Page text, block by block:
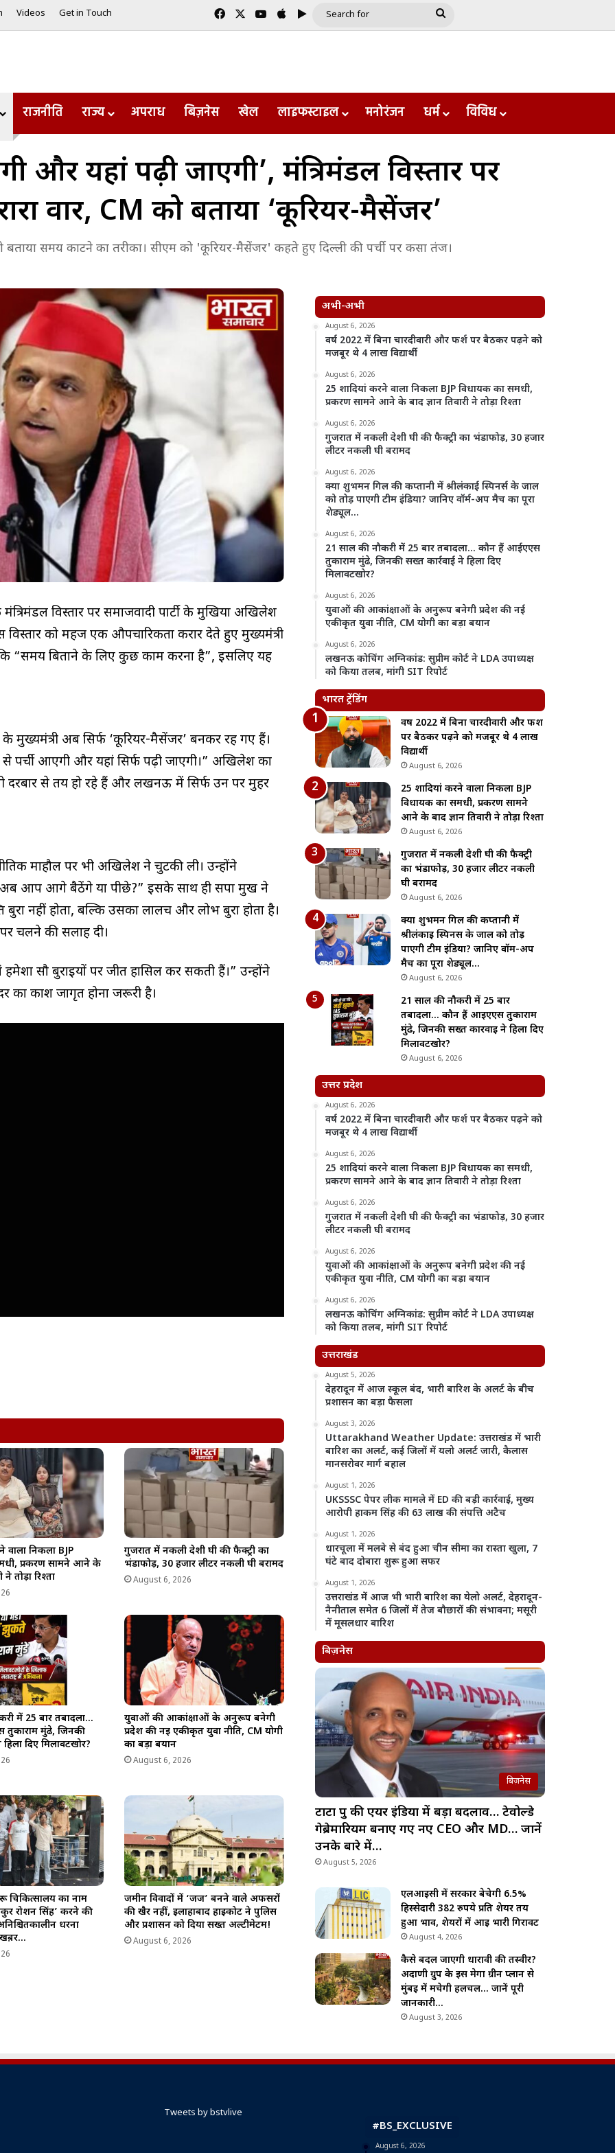
Videos Get in Touch FacebookYouTube
AppleGoogle Play
Search
राजनीति राज्य अपराध बिज़नेस खेल लाइफस्टाइल मनोरंजन धर्म विविध
और यहां पढ़ी जाएगी’, मंत्रिमंडल विस्तार पर
वार, CM को बताया ‘कूरियर-मैसेंजर’
बताया समय काटने का तरीका। सीएम को 'कूरियर-मैसेंजर' कहते हुए दिल्ली की पर्ची पर कसा तंज।
विस्तार पर समाजवादी पार्टी के मुखिया अखिलेश
को महज एक औपचारिकता करार देते हुए मुख्यमंत्री
कि “समय बिताने के लिए कुछ काम करना है”, इसलिए यह
मुख्यमंत्री अब सिर्फ ‘कूरियर-मैसेंजर’ बनकर रह गए हैं।
पर्ची आएगी और यहां सिर्फ पढ़ी जाएगी।” अखिलेश का
दरबार से तय हो रहे हैं और लखनऊ में सिर्फ उन पर मुहर
माहौल पर भी अखिलेश ने चुटकी ली। उन्होंने
आप आगे बैठेंगे या पीछे?” इसके साथ ही सपा प्रमुख ने
नहीं होता, बल्कि उसका लालच और लोभ बुरा होता है।
पर चलने की सलाह दी।
सौ बुराइयों पर जीत हासिल कर सकती हैं।” उन्होंने
का प्रकाश जागृत होना जरूरी है।
वाला निकला BJP
प्रकरण सामने आने के
ने तोड़ा रिश्ता
गुजरात में नकली देशी घी की फैक्ट्री का
भंडाफोड़, 30 हजार लीटर नकली घी बरामद
August 6, 2026
में 25 बार तबादला…
मुंढे, जिनकी
दिए मिलावटखोर?
युवाओं की आकांक्षाओं के अनुरूप बनेगी
प्रदेश की नई एकीकृत युवा नीति, CM योगी
का बड़ा बयान
August 6, 2026
चिकित्सालय का नाम
रोशन सिंह’ करने की
धरना
जमीन विवादों में ‘जज’ बनने वाले अफसरों
की खैर नहीं, इलाहाबाद हाईकोर्ट ने पुलिस
और प्रशासन को दिया सख्त अल्टीमेटम!
August 6, 2026
अभी-अभी
August 6, 2026
वर्ष 2022 में बिना चारदीवारी और फर्श पर बैठकर पढ़ने को
मजबूर थे 4 लाख विद्यार्थी
August 6, 2026
25 शादियां करने वाला निकला BJP विधायक का समधी,
प्रकरण सामने आने के बाद ज्ञान तिवारी ने तोड़ा रिश्ता
August 6, 2026
गुजरात में नकली देशी घी की फैक्ट्री का भंडाफोड़, 30 हजार
लीटर नकली घी बरामद
August 6, 2026
क्या शुभमन गिल की कप्तानी में श्रीलंकाई स्पिनर्स के जाल
को तोड़ पाएगी टीम इंडिया? जानिए वॉर्म-अप मैच का पूरा
शेड्यूल…
August 6, 2026
21 साल की नौकरी में 25 बार तबादला… कौन हैं आईएएस
तुकाराम मुंढे, जिनकी सख्त कार्रवाई ने हिला दिए
मिलावटखोर?
August 6, 2026
युवाओं की आकांक्षाओं के अनुरूप बनेगी प्रदेश की नई
एकीकृत युवा नीति, CM योगी का बड़ा बयान
August 6, 2026
लखनऊ कोचिंग अग्निकांड: सुप्रीम कोर्ट ने LDA उपाध्यक्ष
को किया तलब, मांगी SIT रिपोर्ट
भारत ट्रेंडिंग
वर्ष 2022 में बिना चारदीवारी और फर्श
पर बैठकर पढ़ने को मजबूर थे 4 लाख
विद्यार्थी
August 6, 2026
25 शादियां करने वाला निकला BJP
विधायक का समधी, प्रकरण सामने
आने के बाद ज्ञान तिवारी ने तोड़ा रिश्ता
August 6, 2026
गुजरात में नकली देशी घी की फैक्ट्री
का भंडाफोड़, 30 हजार लीटर नकली
घी बरामद
August 6, 2026
क्या शुभमन गिल की कप्तानी में
श्रीलंकाई स्पिनर्स के जाल को तोड़
पाएगी टीम इंडिया? जानिए वॉर्म-अप
मैच का पूरा शेड्यूल…
August 6, 2026
21 साल की नौकरी में 25 बार
तबादला… कौन हैं आईएएस तुकाराम
मुंढे, जिनकी सख्त कार्रवाई ने हिला दिए
मिलावटखोर?
August 6, 2026
उत्तर प्रदेश
August 6, 2026
वर्ष 2022 में बिना चारदीवारी और फर्श पर बैठकर पढ़ने को
मजबूर थे 4 लाख विद्यार्थी
August 6, 2026
25 शादियां करने वाला निकला BJP विधायक का समधी,
प्रकरण सामने आने के बाद ज्ञान तिवारी ने तोड़ा रिश्ता
August 6, 2026
गुजरात में नकली देशी घी की फैक्ट्री का भंडाफोड़, 30 हजार
लीटर नकली घी बरामद
August 6, 2026
युवाओं की आकांक्षाओं के अनुरूप बनेगी प्रदेश की नई
एकीकृत युवा नीति, CM योगी का बड़ा बयान
August 6, 2026
लखनऊ कोचिंग अग्निकांड: सुप्रीम कोर्ट ने LDA उपाध्यक्ष
को किया तलब, मांगी SIT रिपोर्ट
उत्तराखंड
August 5, 2026
देहरादून में आज स्कूल बंद, भारी बारिश के अलर्ट के बीच
प्रशासन का बड़ा फैसला
August 3, 2026
Uttarakhand Weather Update: उत्तराखंड में भारी
बारिश का अलर्ट, कई जिलों में यलो अलर्ट जारी, कैलास
मानसरोवर मार्ग बहाल
August 1, 2026
UKSSSC पेपर लीक मामले में ED की बड़ी कार्रवाई, मुख्य
आरोपी हाकम सिंह की 63 लाख की संपत्ति अटैच
August 1, 2026
धारचूला में मलबे से बंद हुआ चीन सीमा का रास्ता खुला, 7
घंटे बाद दोबारा शुरू हुआ सफर
August 1, 2026
उत्तराखंड में आज भी भारी बारिश का येलो अलर्ट, देहरादून-
नैनीताल समेत 6 जिलों में तेज बौछारों की संभावना; मसूरी
में मूसलधार बारिश
बिज़नेस
बिज़नेस
टाटा ग्रुप की एयर इंडिया में बड़ा बदलाव… टेवोल्डे
गेब्रेमारियम बनाए गए नए CEO और MD… जानें
उनके बारे में…
August 5, 2026
एलआईसी में सरकार बेचेगी 6.5%
हिस्सेदारी 382 रुपये प्रति शेयर तय
हुआ भाव, शेयरों में आई भारी गिरावट
August 4, 2026
कैसे बदल जाएगी धारावी की तस्वीर?
अदाणी ग्रुप के इस मेगा ग्रीन प्लान से
मुंबई में मचेगी हलचल… जानें पूरी
जानकारी…
August 3, 2026
Tweets by bstvlive
#BS_EXCLUSIVE
August 6, 2026